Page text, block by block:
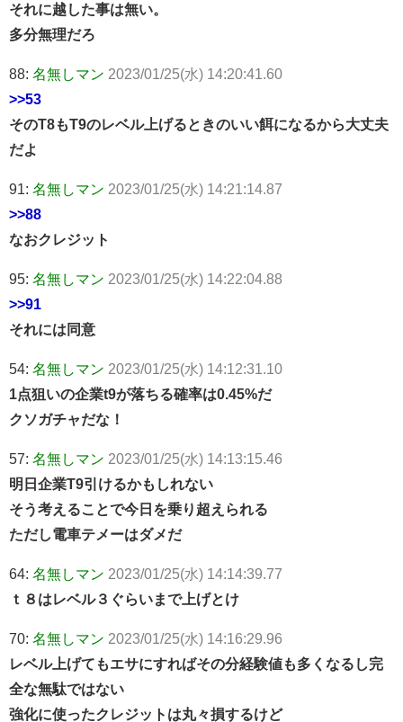
それに越した事は無い。
多分無理だろ
88: 名無しマン 2023/01/25(水) 14:20:41.60
>>53
そのT8もT9のレベル上げるときのいい餌になるから大丈夫
だよ
91: 名無しマン 2023/01/25(水) 14:21:14.87
>>88
なおクレジット
95: 名無しマン 2023/01/25(水) 14:22:04.88
>>91
それには同意
54: 名無しマン 2023/01/25(水) 14:12:31.10
1点狙いの企業t9が落ちる確率は0.45%だ
クソガチャだな！
57: 名無しマン 2023/01/25(水) 14:13:15.46
明日企業T9引けるかもしれない
そう考えることで今日を乗り超えられる
ただし電車テメーはダメだ
64: 名無しマン 2023/01/25(水) 14:14:39.77
ｔ８はレベル３ぐらいまで上げとけ
70: 名無しマン 2023/01/25(水) 14:16:29.96
レベル上げてもエサにすればその分経験値も多くなるし完
全な無駄ではない
強化に使ったクレジットは丸々損するけど